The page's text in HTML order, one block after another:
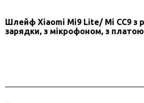
Шлейф Xiaomi Mi9 Lite/ Mi CC9 з
зарядки, з мікрофоном, з